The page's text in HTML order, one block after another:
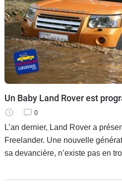
Un Baby Land Rover est
0
L’an dernier, Land Rover a présenté sa nouvelle version du
Freelander. Une nouvelle
sa devancière, n’existe pas en